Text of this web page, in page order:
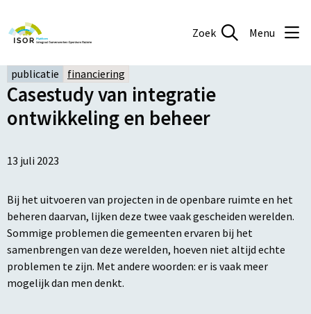
Zoek Menu
publicatie financiering
Casestudy van integratie
ontwikkeling en beheer
13 juli 2023
Bij het uitvoeren van projecten in de openbare ruimte en het
beheren daarvan, lijken deze twee vaak gescheiden werelden.
Sommige problemen die gemeenten ervaren bij het
samenbrengen van deze werelden, hoeven niet altijd echte
problemen te zijn. Met andere woorden: er is vaak meer
mogelijk dan men denkt.